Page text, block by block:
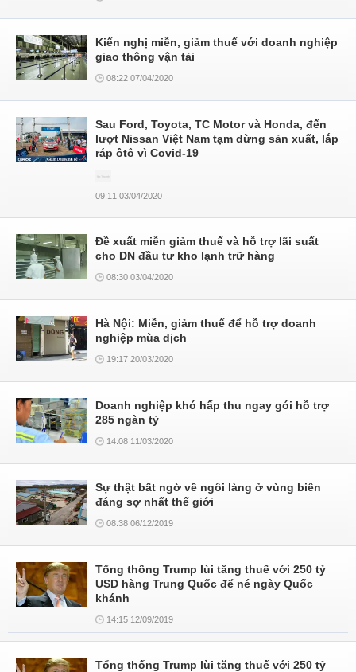
Kiến nghị miễn, giảm thuế với doanh nghiệp
giao thông vận tải
08:22 07/04/2020
Sau Ford, Toyota, TC Motor và Honda, đến
lượt Nissan Việt Nam tạm dừng sản xuất, lắp
ráp ôtô vì Covid-19
09:11 03/04/2020
Đề xuất miễn giảm thuế và hỗ trợ lãi suất
cho DN đầu tư kho lạnh trữ hàng
08:30 03/04/2020
Hà Nội: Miễn, giảm thuế để hỗ trợ doanh
nghiệp mùa dịch
19:17 20/03/2020
Doanh nghiệp khó hấp thu ngay gói hỗ trợ
285 ngàn tỷ
14:08 11/03/2020
Sự thật bất ngờ về ngôi làng ở vùng biên
đáng sợ nhất thế giới
08:38 06/12/2019
Tổng thống Trump lùi tăng thuế với 250 tỷ
USD hàng Trung Quốc để né ngày Quốc
khánh
14:15 12/09/2019
Tổng thống Trump lùi tăng thuế với 250 tỷ